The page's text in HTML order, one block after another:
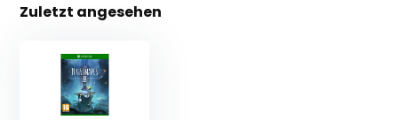
Zuletzt angesehen